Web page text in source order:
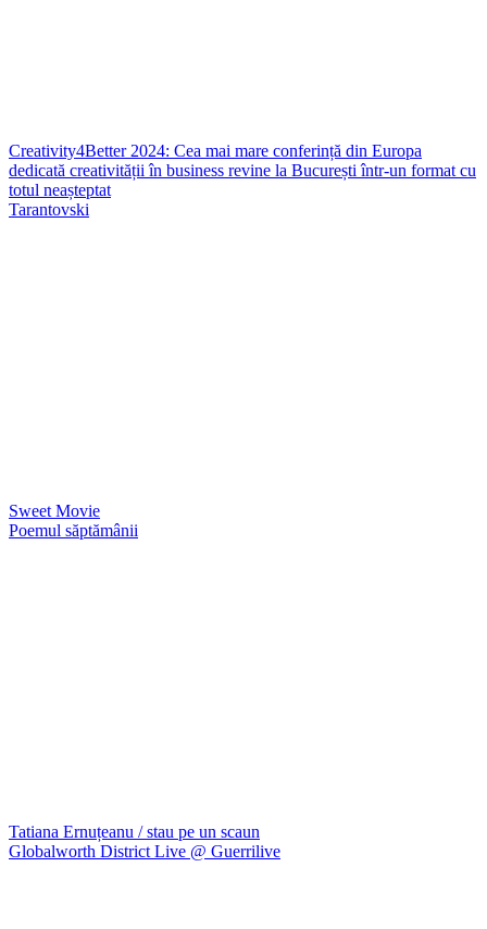
Creativity4Better 2024: Cea mai mare conferință din Europa
dedicată creativității în business revine la București într-un format cu
totul neașteptat
Tarantovski
Sweet Movie
Poemul săptămânii
Tatiana Ernuțeanu / stau pe un scaun
Globalworth District Live @ Guerrilive